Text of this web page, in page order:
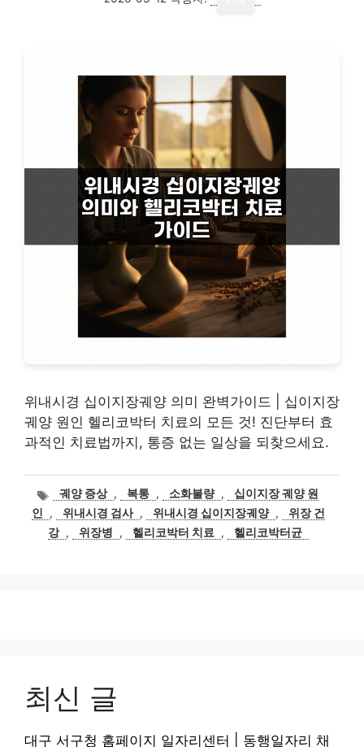
위내시경 십이지장궤양 의미 완벽가이드 | 십이지장
궤양 원인 헬리코박터 치료의 모든 것! 진단부터 효
과적인 치료법까지, 통증 없는 일상을 되찾으세요.
태궤양 증상 , 복통 , 소화불량 ,
십이지장 궤양 원
인
, 위내시경 검사 , 위내시경 십이지장궤양 ,
위장 건
강 , 위장병 , 헬리코박터 치료 , 헬리코박터균
최신 글
대구 서구청 홈페이지 일자리센터 | 동행일자리 채